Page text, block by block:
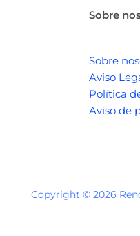
Sobre
Sobre
Aviso
Política
Aviso de
Copyright © 2026